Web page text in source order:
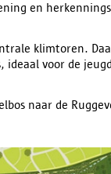
en
klimtoren.
voor de
naar de